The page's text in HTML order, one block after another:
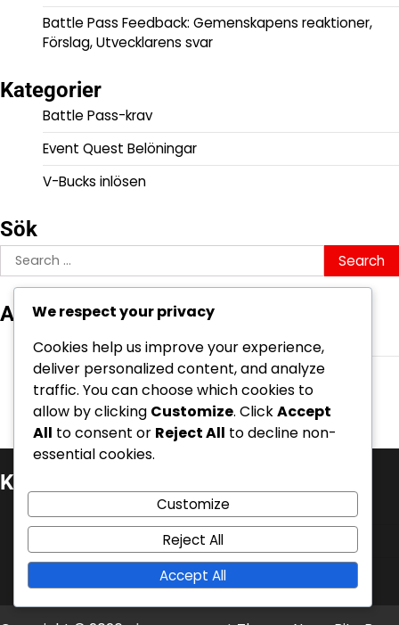
Battle Pass Feedback: Gemenskapens reaktioner,
Förslag, Utvecklarens svar
Kategorier
Battle Pass-krav
Event Quest Belöningar
V-Bucks inlösen
Sök
Search
for:
Arkiv
March 2026
February 2026
Kategorier
Event Quest Belöningar
We respect your privacy
Cookies help us improve your experience,
deliver personalized content, and analyze
traffic. You can choose which cookies to
allow by clicking Customize. ClickAccept
All to consent or Reject All to decline non-
essential cookies.
Customize
Reject All
Accept All